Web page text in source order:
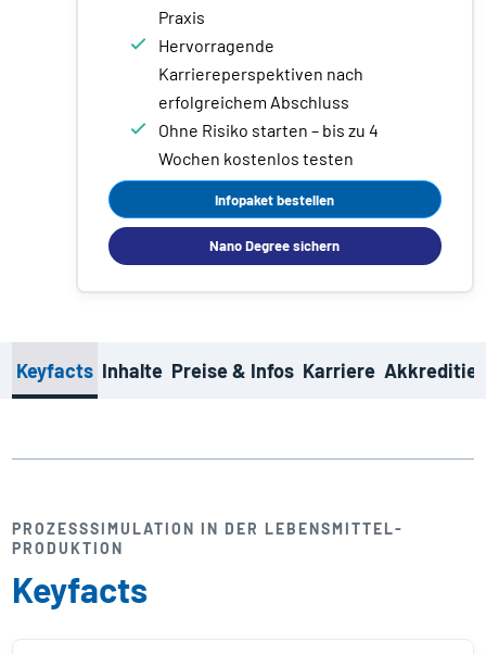
Praxis
Hervorragende
Karriereperspektiven nach
erfolgreichem Abschluss
Ohne Risiko starten – bis zu 4
Wochen kostenlos testen
Infopaket bestellen
Nano Degree sichern
Keyfacts Inhalte Preise & Infos Karriere
PROZESS­SIMULATION IN DER LEBENSMITTEL­
PRODUKTION
Keyfacts